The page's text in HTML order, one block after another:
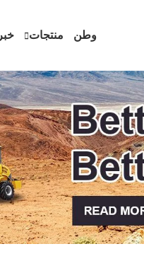
وطن منتجات خبر